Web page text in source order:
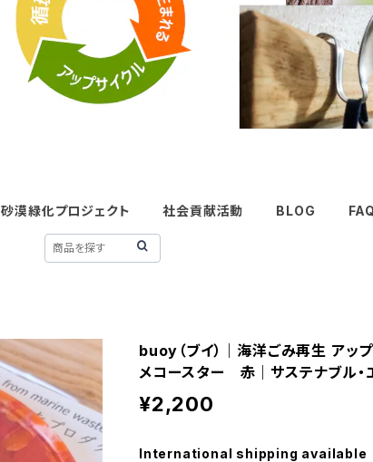
砂漠緑化プロジェクト 社会貢献活動 BLOG FAQ
buoy（ブイ）｜海洋ごみ再生 アッ
メコースター 赤｜サステナブル・
¥2,200
International shipping available